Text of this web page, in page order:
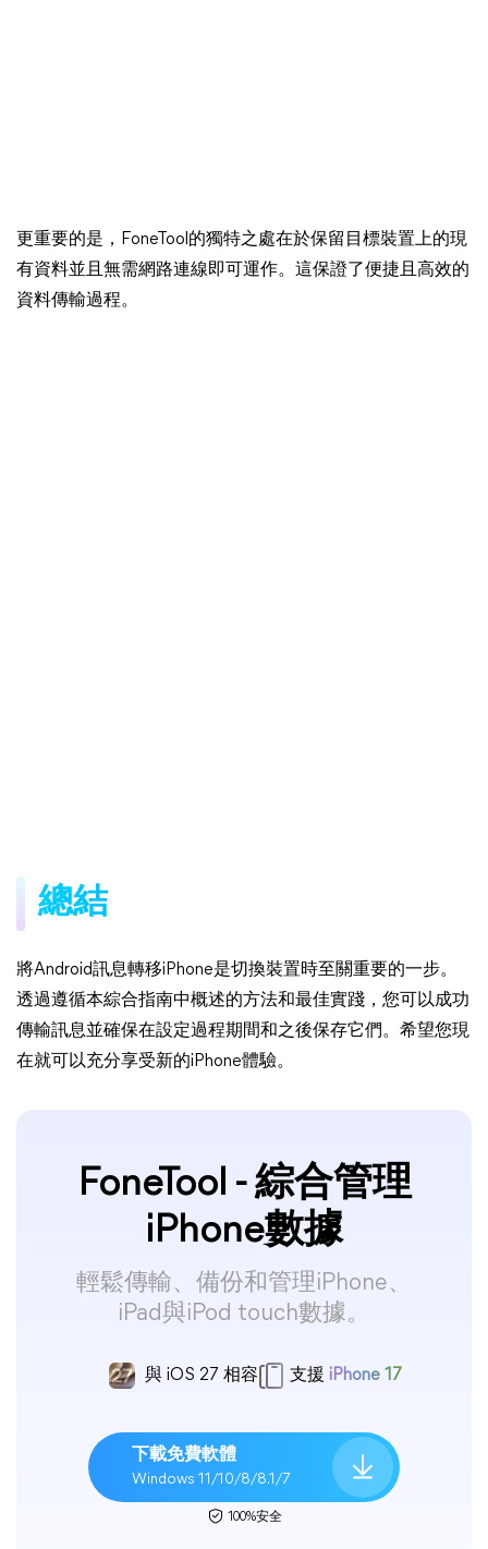
更重要的是，FoneTool的獨特之處在於保留目標裝置上的現
有資料並且無需網路連線即可運作。這保證了便捷且高效的
資料傳輸過程。
總結
將Android訊息轉移iPhone是切換裝置時至關重要的一步。
透過遵循本綜合指南中概述的方法和最佳實踐，您可以成功
傳輸訊息並確保在設定過程期間和之後保存它們。希望您現
在就可以充分享受新的iPhone體驗。
FoneTool - 綜合管理
iPhone數據
輕鬆傳輸、備份和管理iPhone、
iPad與iPod touch數據。
與 iOS 27 相容 支援 iPhone 17
下載免費軟體
Windows 11/10/8/8.1/7
100%安全